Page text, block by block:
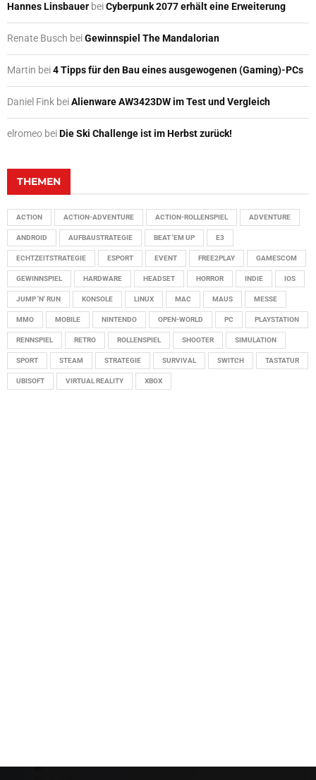
Hannes Linsbauer beiCyberpunk 2077 erhält eine Erweiterung
Renate Busch beiGewinnspiel The Mandalorian
Martin bei4 Tipps für den Bau eines ausgewogenen (Gaming)-PCs
Daniel Fink beiAlienware AW3423DW im Test und Vergleich
elromeo beiDie Ski Challenge ist im Herbst zurück!
THEMEN
ACTION ACTION-ADVENTURE ACTION-ROLLENSPIEL ADVENTURE
ANDROID AUFBAUSTRATEGIE BEAT 'EM UP E3
ECHTZEITSTRATEGIE ESPORT EVENT FREE2PLAY GAMESCOM
GEWINNSPIEL HARDWARE HEADSET HORROR INDIE IOS
JUMP 'N' RUN KONSOLE LINUX MAC MAUS MESSE
MMO MOBILE NINTENDO OPEN-WORLD PC PLAYSTATION
RENNSPIEL RETRO ROLLENSPIEL SHOOTER SIMULATION
SPORT STEAM STRATEGIE SURVIVAL SWITCH TASTATUR
UBISOFT VIRTUAL REALITY XBOX